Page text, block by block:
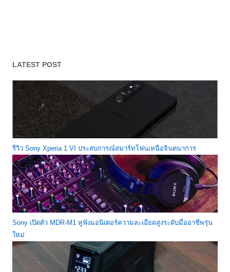
LATEST POST
รีวิว Sony Xperia 1 VI ประสบการณ์สมาร์ทโฟนเหนือจินตนาการ
Sony เปิดตัว MDR-M1 หูฟังมอนิเตอร์ความละเอียดสูงระดับมืออาชีพรุ่น
ใหม่